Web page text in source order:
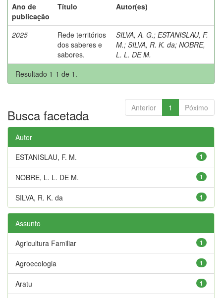
Ano de
publicação
Título Autor(es)
2025
Rede territórios
dos saberes e
sabores.
SILVA, A. G.; ESTANISLAU, F.
M.; SILVA, R. K. da; NOBRE,
L. L. DE M.
Resultado 1-1 de 1.
Anterior 1 Póximo
Busca facetada
Autor
1
ESTANISLAU, F. M.
1
NOBRE, L. L. DE M.
1
SILVA, R. K. da
Assunto
1
Agricultura Familiar
1
Agroecologia
1
Aratu